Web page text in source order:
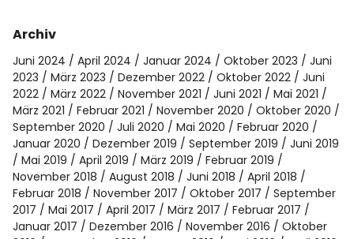
Archiv
Juni 2024 April 2024 Januar 2024 Oktober 2023
Juni
2023
März 2023 Dezember 2022 Oktober 2022
Juni
2022
März 2022 November 2021 Juni 2021
Mai 2021
März 2021
Februar 2021 November 2020
Oktober 2020
September 2020
Juli 2020 Mai 2020
Februar 2020
Januar 2020
Dezember 2019 September 2019
Juni 2019
Mai 2019
April 2019 März 2019
Februar 2019
November 2018
August 2018 Juni 2018
April 2018
Februar 2018
November 2017 Oktober 2017
September
2017
Mai 2017 April 2017 März 2017
Februar 2017
Januar 2017
Dezember 2016 November 2016
Oktober